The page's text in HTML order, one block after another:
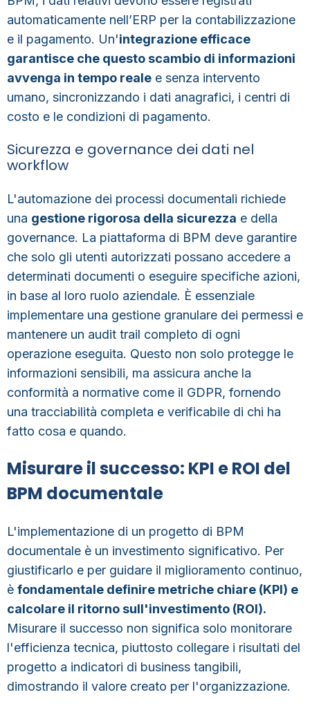
automaticamente nell’ERP per la contabilizzazione
e il pagamento. Un'integrazione efficace
garantisce che questo scambio di informazioni
avvenga in tempo reale e senza intervento
umano, sincronizzando i dati anagrafici, i centri di
costo e le condizioni di pagamento.
Sicurezza e governance dei dati nel
workflow
L'automazione dei processi documentali richiede
una gestione rigorosa della sicurezza e della
governance. La piattaforma di BPM deve garantire
che solo gli utenti autorizzati possano accedere a
determinati documenti o eseguire specifiche azioni,
in base al loro ruolo aziendale. È essenziale
implementare una gestione granulare dei permessi e
mantenere un audit trail completo di ogni
operazione eseguita. Questo non solo protegge le
informazioni sensibili, ma assicura anche la
conformità a normative come il GDPR, fornendo
una tracciabilità completa e verificabile di chi ha
fatto cosa e quando.
Misurare il successo: KPI e ROI del
BPM documentale
L'implementazione di un progetto di BPM
documentale è un investimento significativo. Per
giustificarlo e per guidare il miglioramento continuo,
è fondamentale definire metriche chiare (KPI) e
calcolare il ritorno sull'investimento (ROI).
Misurare il successo non significa solo monitorare
l'efficienza tecnica, piuttosto collegare i risultati del
progetto a indicatori di business tangibili,
dimostrando il valore creato per l'organizzazione.